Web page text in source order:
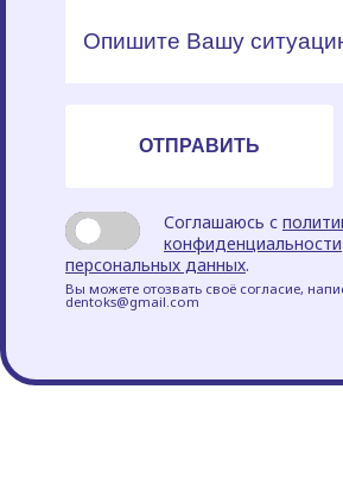
Соглашаюсь с
конфиденциальности
персональных данных.
Вы можете отозвать своё согласие,
dentoks@gmail.com